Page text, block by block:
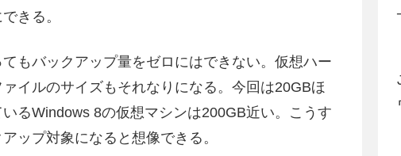
きる。
もバックアップ量をゼロにはできない。仮想ハー
イルのサイズもそれなりになる。今回は20GBほ
るWindows 8の仮想マシンは200GB近い。こうす
ップ対象になると想像できる。